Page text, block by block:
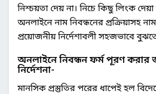
নিশ্চয়তা দেয় না। নিচে কিছু লিংক
অনলাইনে নাম নিবন্ধনের প্রক্রিয়াসহ
প্রয়োজনীয় নির্দেশাবলী সহজভাবে
অনলাইনে নিবন্ধন ফর্ম পূরণ করার
নির্দেশনা-
মানসিক প্রস্তুতির পরের ধাপেই হল